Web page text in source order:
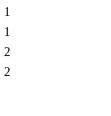
1
1
2
2